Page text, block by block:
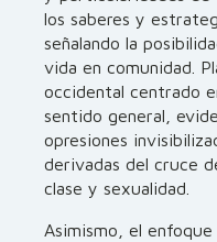
los saberes y
señalando la
vida en comunidad.
occidental centrado
sentido general,
opresiones
derivadas del cruce
clase y sexualidad.
Asimismo, el enfoque